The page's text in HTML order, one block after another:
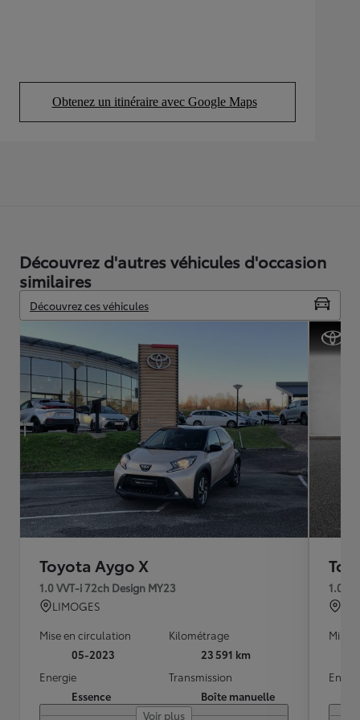
Obtenez un itinéraire avec Google Maps
(Opens in new tab)
Découvrez d'autres véhicules d'occasion
similaires
Découvrez ces véhicules
Toyota Aygo X
1.0 VVT-i 72ch Design MY23
LIMOGES
Mise en circulation
05-2023
Kilométrage
23 591 km
Energie
Essence
Transmission
Boîte manuelle
Voir plus
1.0
Mise